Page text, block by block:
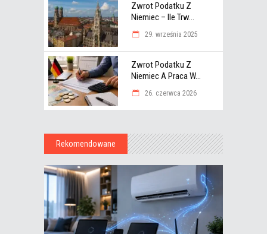
Zwrot Podatku Z
Niemiec – Ile Trw...
29. września 2025
Zwrot Podatku Z
Niemiec A Praca W...
26. czerwca 2026
Rekomendowane